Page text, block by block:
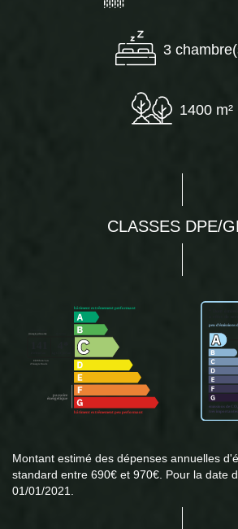
3
1400 m²
CLASSES DPE/
Montant estimé des dépenses annuelles
standard entre 690€ et 970€. Pour la date
01/01/2021.